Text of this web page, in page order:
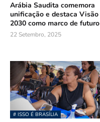
Arábia Saudita comemora
unificação e destaca Visão
2030 como marco de futuro
22 Setembro, 2025
# ISSO É BRASÍLIA